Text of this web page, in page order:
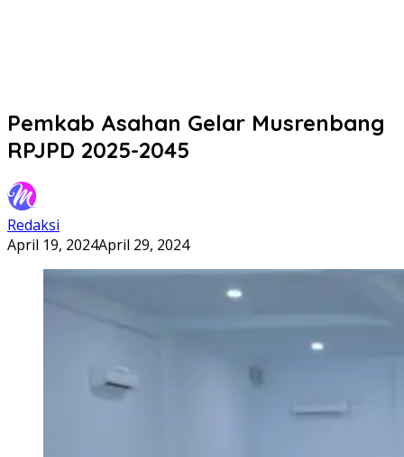
Pemkab Asahan Gelar Musrenbang
RPJPD 2025-2045
Redaksi
April 19, 2024April 29, 2024